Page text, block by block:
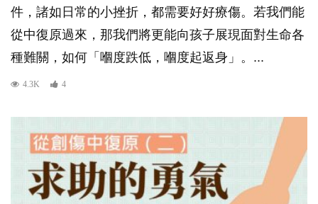
件，諸如日常的小挫折，都需要好好療傷。若我們能
從中復原過來，那我們將更能向孩子展現面對生命各
種難關，如何「嗰度跌低，嗰度起返身」。...
4.3K 4